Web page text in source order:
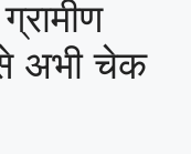
अभी चेक